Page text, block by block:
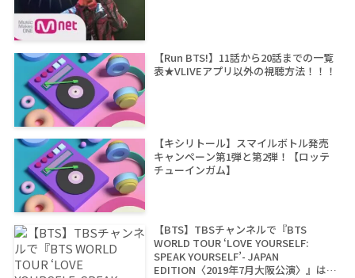
【Run BTS!】11話から20話までの一覧
表★VLIVEアプリ以外の視聴方法！！！
【キシリトール】スマイルボトル発売
キャンペーン第1弾と第2弾！【ロッテ
チューインガム】
【BTS】TBSチャンネルで『BTS
WORLD TOUR ‘LOVE YOURSELF:
SPEAK YOURSELF’- JAPAN
EDITION〈2019年7月大阪公演〉』は見